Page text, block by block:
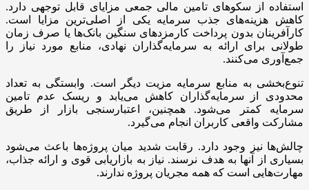
استفاده از سکوهای تامین مالی جمعی مزایای قابل توجهی دارد.
کاهش هزینه‌های جذب سرمایه یکی از اصلی‌ترین مزایا است.
کارآفرینان بدون پرداخت کارمزدهای سنگین بانک‌ها یا صرف زمان
طولانی برای ارائه به سرمایه‌گذاران نهادی، منابع مورد نیاز را
جمع‌آوری می‌کنند.
تنوع‌بخشی به منابع سرمایه مزیت دیگر است. وابستگی به تعداد
محدودی از سرمایه‌گذاران کاهش می‌یابد و ریسک عدم تامین
سرمایه کمتر می‌شود. همچنین، اعتبارسنجی بازار از طریق
مشارکت واقعی کاربران انجام می‌گیرد.
چالش‌ها نیز وجود دارد. رقابت شدید میان پروژه‌ها باعث می‌شود
بسیاری از آنها به هدف نرسند. نیاز به بازاریابی قوی و ارائه جذاب،
مهارت‌هایی است که همه مجریان پروژه ندارند.